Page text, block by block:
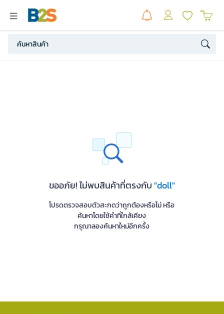
ขออภัย! ไม่พบสินค้าที่ตรงกับ"doll"
โปรดตรวจสอบตัวสะกดว่าถูกต้องหรือไม่ หรือ
ค้นหาโดยใช้คำที่ใกล้เคียง
กรุณาลองค้นหาใหม่อีกครั้ง